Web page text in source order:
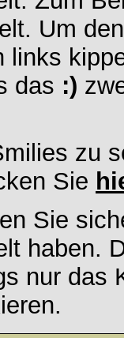
Um
links
das :)
zu
Sie
Sie
haben.
nur das